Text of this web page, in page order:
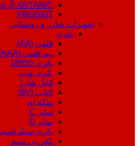
ARTANIC (آرتانیک)
PROSKIT
تجهیزات شارژ و روشنایی
باتری
قلمی (AA)
نیم قلمی (AAA)
باتری 18650
باتری ویپ
قابل شارژ
کتابی (9V)
سکه ای
سایز C
سایز D
باتری سیلد اسید
تلفن بی سیم